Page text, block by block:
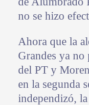
no se hizo
Ahora que la
Grandes ya no
del PT y
en la segunda
independizó,